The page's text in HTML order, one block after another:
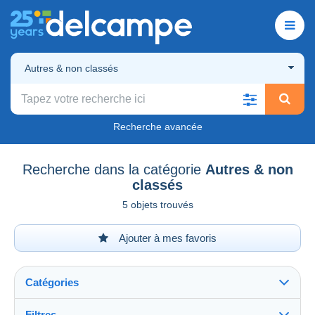
Autres & non classés
Recherche avancée
Recherche dans la catégorie Autres & non
classés
5 objets trouvés
Ajouter à mes favoris
Catégories